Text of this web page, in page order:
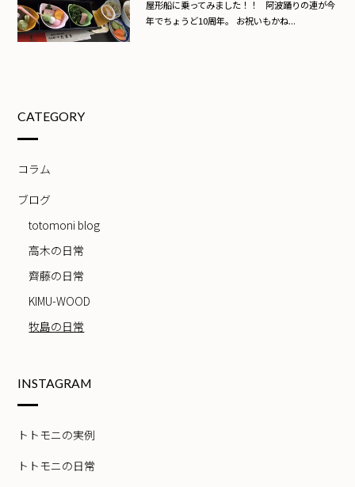
屋形船に乗ってみました！！ 阿波踊りの連が今
年でちょうど10周年。 お祝いもかね...
CATEGORY
コラム
ブログ
totomoni blog
高木の日常
齊藤の日常
KIMU-WOOD
牧島の日常
INSTAGRAM
トトモニの実例
トトモニの日常